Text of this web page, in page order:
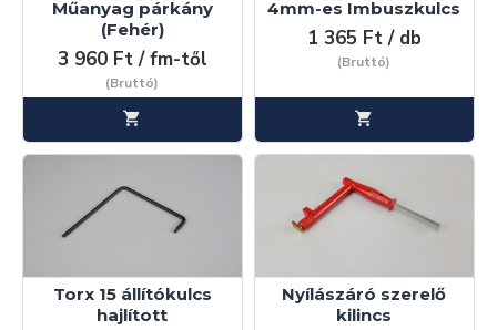
Műanyag párkány
(Fehér)
3 960 Ft / fm-től
(Bruttó)
4mm-es Imbuszkulcs
1 365 Ft / db
(Bruttó)
Torx 15 állítókulcs
hajlított
Nyílászáró szerelő
kilincs